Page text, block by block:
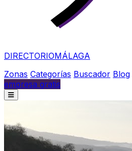
DIRECTORIOMÁLAGA
Zonas Categorías Buscador Blog
empresa gratis